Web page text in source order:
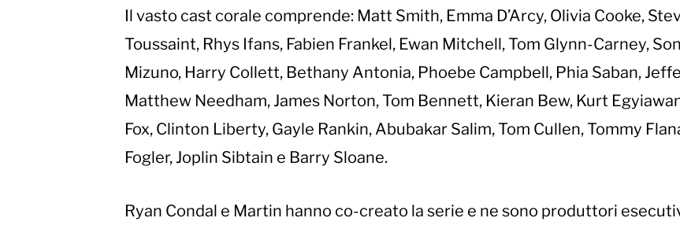
Il vasto cast corale comprende: Matt Smith, Emma D’Arcy, Olivia Cooke,
Toussaint, Rhys Ifans, Fabien Frankel, Ewan Mitchell, Tom Glynn-Carney,
Mizuno, Harry Collett, Bethany Antonia, Phoebe Campbell, Phia Saban,
Matthew Needham, James Norton, Tom Bennett, Kieran Bew, Kurt
Fox, Clinton Liberty, Gayle Rankin, Abubakar Salim, Tom Cullen, Tommy
Fogler, Joplin Sibtain e Barry Sloane.
Ryan Condal e Martin hanno co-creato la serie e ne sono produttori